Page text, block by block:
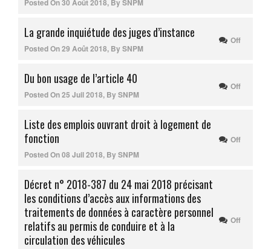
Posted On30 Août 2018, BySNPM
La grande inquiétude des juges d’instance
Posted On29 Août 2018, BySNPM
Off
Du bon usage de l’article 40
Posted On25 Juil 2018, BySNPM
Off
Liste des emplois ouvrant droit à logement de
fonction
Posted On08 Juil 2018, BySNPM
Off
Décret n° 2018-387 du 24 mai 2018 précisant
les conditions d’accès aux informations des
traitements de données à caractère personnel
relatifs au permis de conduire et à la
circulation des véhicules
Off